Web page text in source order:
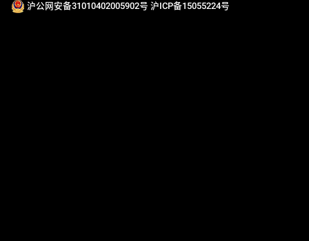
沪公网安备31010402005902号 沪ICP备15055224号